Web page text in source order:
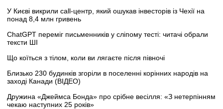
У Києві викрили call-центр, який ошукав інвесторів із Чехії на
понад 8,4 млн гривень
ChatGPT переміг письменників у сліпому тесті: читачі обрали
тексти ШІ
Що коїться з тілом, коли ви лягаєте після півночі
Близько 230 будинків згоріли в поселенні корінних народів на
заході Канади (ВІДЕО)
Дружина «Джеймса Бонда» про срібне весілля: «З нетерпінням
чекаю наступних 25 років»